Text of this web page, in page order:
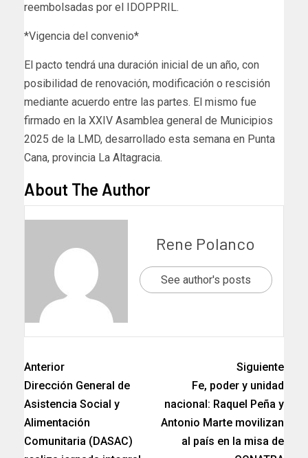
reembolsadas por el IDOPPRIL.
*Vigencia del convenio*
El pacto tendrá una duración inicial de un año, con
posibilidad de renovación, modificación o rescisión
mediante acuerdo entre las partes. El mismo fue
firmado en la XXIV Asamblea general de Municipios
2025 de la LMD, desarrollado esta semana en Punta
Cana, provincia La Altagracia.
About The Author
Rene Polanco
See author's posts
Anterior
Dirección General de
Asistencia Social y
Alimentación
Comunitaria (DASAC)
Siguiente
Fe, poder y unidad
nacional: Raquel Peña y
Antonio Marte movilizan
al país en la misa de